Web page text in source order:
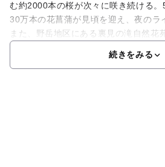
む約2000本の桜が次々に咲き続ける
30万本の花菖蒲が見頃を迎え、夜のラ
また、野岳地区にある裏見の滝自然花
続きをみる